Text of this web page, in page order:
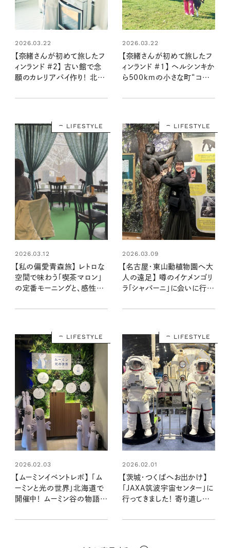
2026.03.22
【奈緒さんが初めて旅したフ
ィンランド #2】 古い館で念
願のカレリアパイ作り！ 北欧
の魅力に触れる体験
2026.03.22
【奈緒さんが初めて旅したフ
ィンランド #1】 ヘルシンキか
ら500kmの小さな町“コッコ
LIFESTYLE
2026.03.12
【私の偏愛青森旅】 レトロな
空間で味わう「喫茶マロン」
の定番モーニングと、感性を
LIFESTYLE
2026.03.09
【名古屋・東山動植物園へ大
人の遠足】 噂のイケメンゴリ
ラ「シャバーニ」に会いに行く
LIFESTYLE
2026.02.03
【ムーミンイベントレポ】 「ム
ーミンと光の世界」北海道で
開催中！ ムーミン谷の物語を
LIFESTYLE
2026.02.01
【茨城・つくばへお出かけ】
「JAXA筑波宇宙センター」に
行ってきました！ 寄り道して